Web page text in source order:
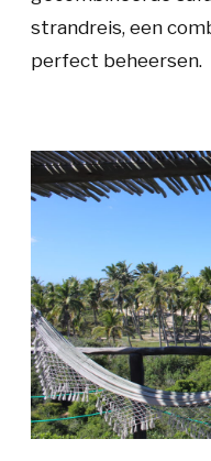
strandreis, een
perfect beheersen.